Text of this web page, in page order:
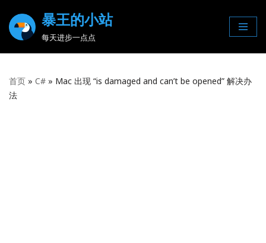
Skip
暴王的小站
每天进步一点点
首页 » C# » Mac 出现 “is damaged and can’t be opened” 解决办
法